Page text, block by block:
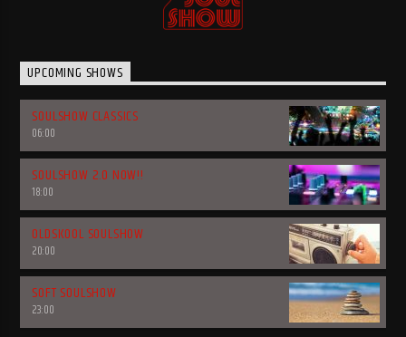
UPCOMING SHOWS
SOULSHOW CLASSICS
06:00
SOULSHOW 2.0 NOW!!
18:00
OLDSKOOL SOULSHOW
20:00
SOFT SOULSHOW
23:00